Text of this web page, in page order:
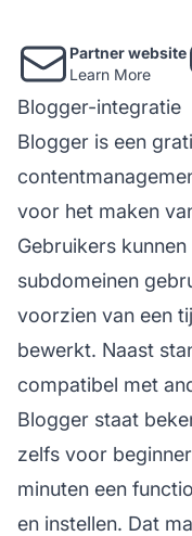
Partner website
Learn More
Blogger-integratie
Blogger is een
voor het maken
Gebruikers
subdomeinen
voorzien van een
bewerkt. Naast
compatibel met
Blogger staat
zelfs voor
minuten een
en instellen. Dat